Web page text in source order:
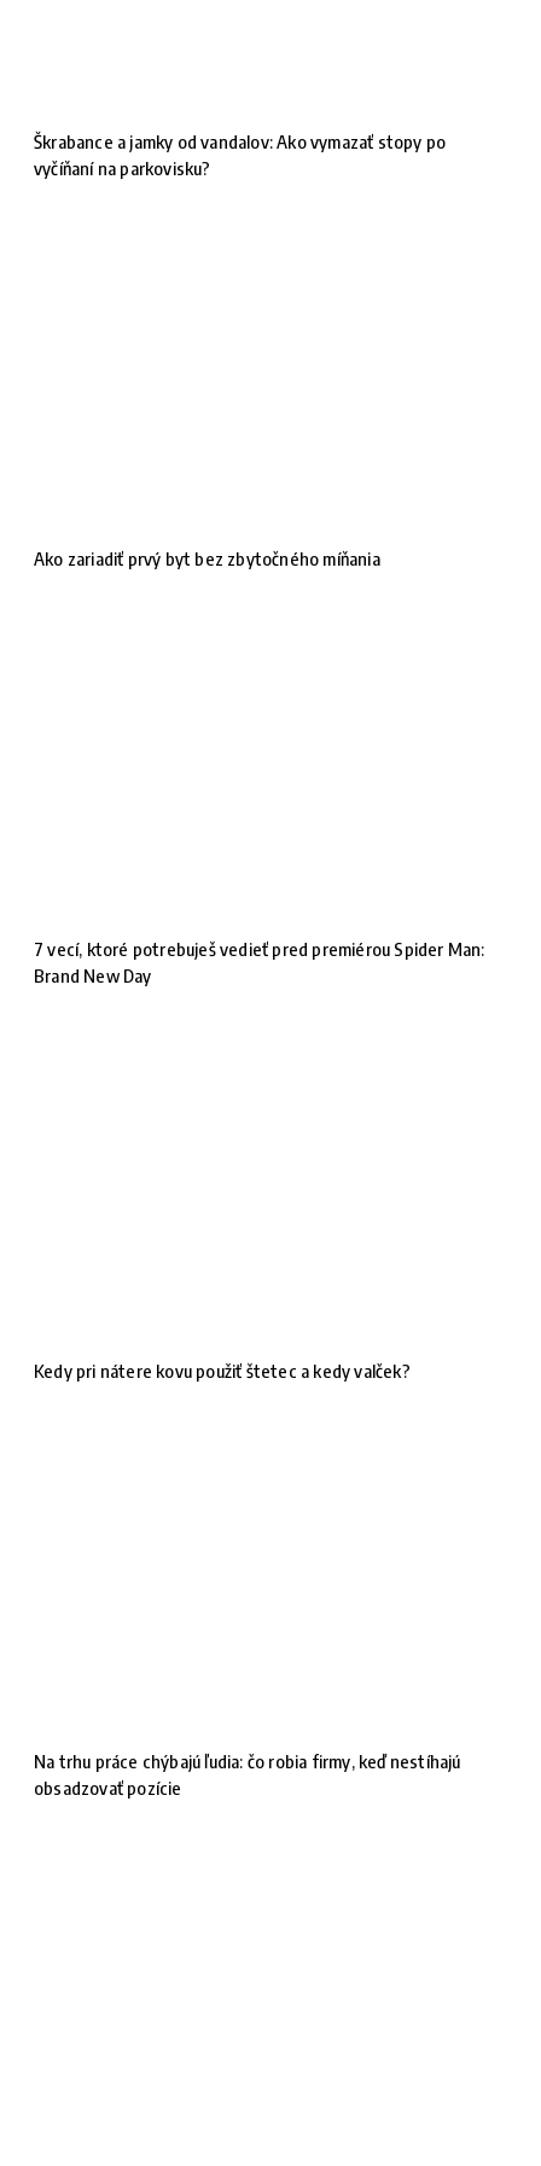
Škrabance a jamky od vandalov: Ako vymazať stopy po
vyčíňaní na parkovisku?
Ako zariadiť prvý byt bez zbytočného míňania
7 vecí, ktoré potrebuješ vedieť pred premiérou Spider Man:
Brand New Day
Kedy pri nátere kovu použiť štetec a kedy valček?
Na trhu práce chýbajú ľudia: čo robia firmy, keď nestíhajú
obsadzovať pozície